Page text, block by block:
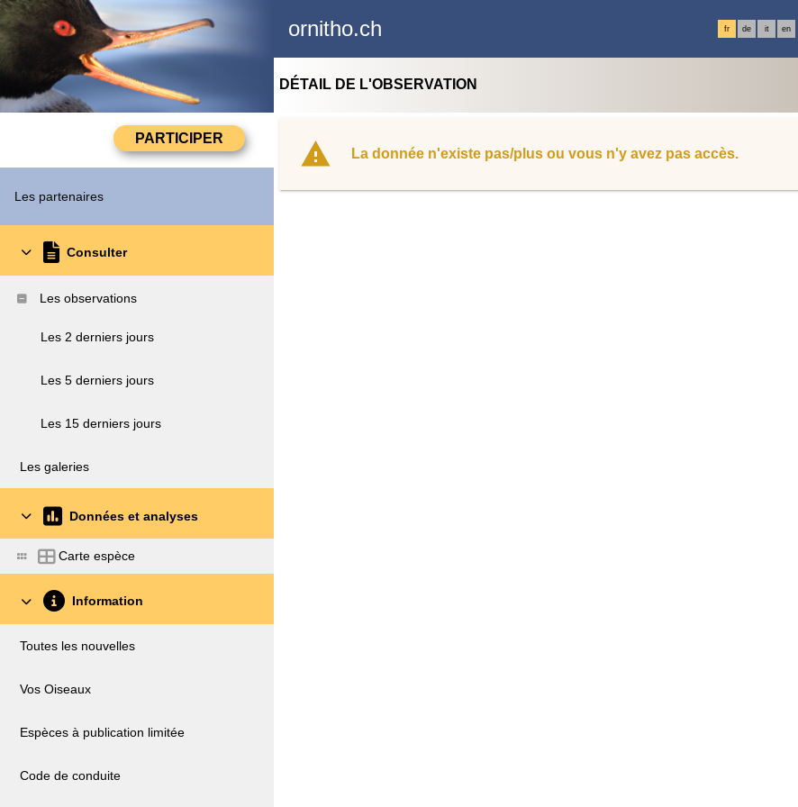
ornitho.ch fr de it en
Les partenaires
Consulter
Les observations
Les 2 derniers jours
Les 5 derniers jours
Les 15 derniers jours
Les galeries
Données et analyses
Carte espèce
Information
Toutes les nouvelles
Vos Oiseaux
Espèces à publication limitée
Code de conduite
DÉTAIL DE L'OBSERVATION
La donnée n'existe pas/plus ou vous n'y avez pas accès.